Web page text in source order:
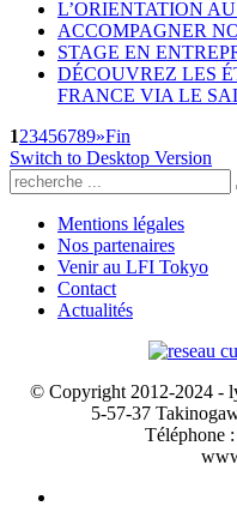
L’ORIENTATION
ACCOMPAGNER
STAGE EN
DÉCOUVREZ LES
FRANCE VIA LE
123456789»Fin
Switch to Desktop Version
Mentions légales
Nos partenaires
Venir au LFI Tokyo
Contact
Actualités
© Copyright 2012-2024 -
5-57-37
Téléphone